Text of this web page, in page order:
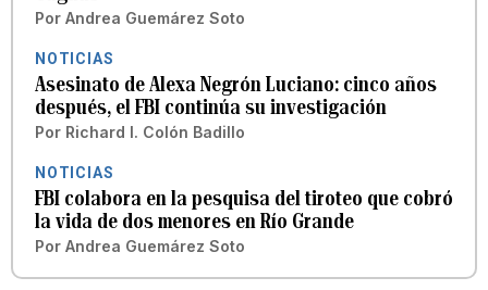
Por Andrea Guemárez Soto
NOTICIAS
Asesinato de Alexa Negrón Luciano: cinco años
después, el FBI continúa su investigación
Por Richard I. Colón Badillo
NOTICIAS
FBI colabora en la pesquisa del tiroteo que cobró
la vida de dos menores en Río Grande
Por Andrea Guemárez Soto